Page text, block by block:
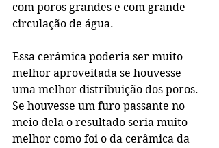
com poros grandes e com grande
circulação de água.
Essa cerâmica poderia ser muito
melhor aproveitada se houvesse
uma melhor distribuição dos poros.
Se houvesse um furo passante no
meio dela o resultado seria muito
melhor como foi o da cerâmica da